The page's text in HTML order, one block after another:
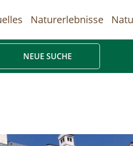
Naturerlebnisse
NEUE SUCHE